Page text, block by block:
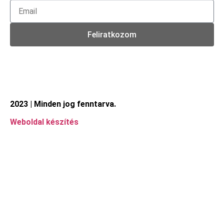
Feliratkozom
2023 | Minden jog fenntarva.
Weboldal készítés